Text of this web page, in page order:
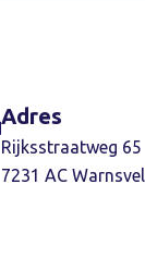
Adres
Rijksstraatweg 65
7231 AC